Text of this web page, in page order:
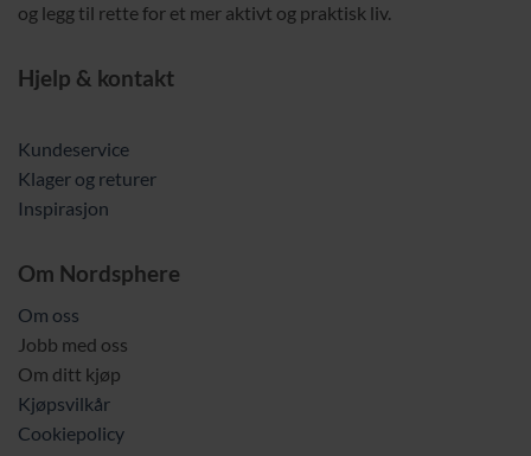
og legg til rette for et mer aktivt og praktisk liv.
Hjelp & kontakt
Kundeservice
Klager og returer
Inspirasjon
Om Nordsphere
Om oss
Jobb med oss
Om ditt kjøp
Kjøpsvilkår
Cookiepolicy